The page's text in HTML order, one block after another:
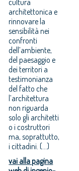
architettonica e
rinnovare la
sensibilità nei
confronti
dell’ambiente,
del paesaggio e
dei territori a
testimonianza
del fatto che
l’architettura
non riguarda
solo gli architetti
o i costruttori
ma, soprattutto,
i cittadini. (...)
vai alla pagina